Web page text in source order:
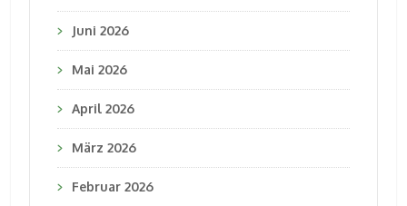
Juni 2026
Mai 2026
April 2026
März 2026
Februar 2026